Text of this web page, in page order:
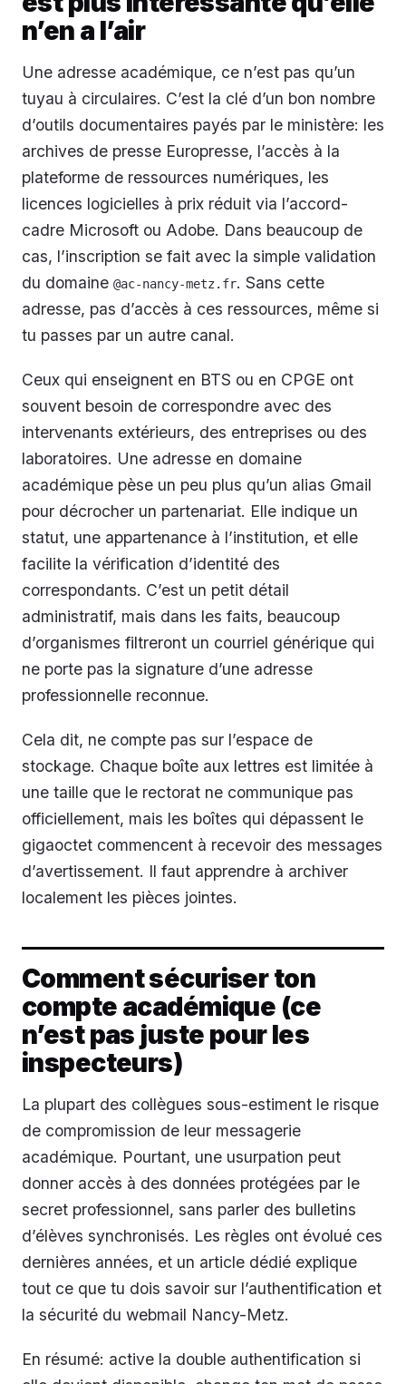
n’en a l’air
Une adresse académique, ce n’est pas qu’un
tuyau à circulaires. C’est la clé d’un bon nombre
d’outils documentaires payés par le ministère: les
archives de presse Europresse, l’accès à la
plateforme de ressources numériques, les
licences logicielles à prix réduit via l’accord-
cadre Microsoft ou Adobe. Dans beaucoup de
cas, l’inscription se fait avec la simple validation
du domaine @ac-nancy-metz.fr. Sans cette
adresse, pas d’accès à ces ressources, même si
tu passes par un autre canal.
Ceux qui enseignent en BTS ou en CPGE ont
souvent besoin de correspondre avec des
intervenants extérieurs, des entreprises ou des
laboratoires. Une adresse en domaine
académique pèse un peu plus qu’un alias Gmail
pour décrocher un partenariat. Elle indique un
statut, une appartenance à l’institution, et elle
facilite la vérification d’identité des
correspondants. C’est un petit détail
administratif, mais dans les faits, beaucoup
d’organismes filtreront un courriel générique qui
ne porte pas la signature d’une adresse
professionnelle reconnue.
Cela dit, ne compte pas sur l’espace de
stockage. Chaque boîte aux lettres est limitée à
une taille que le rectorat ne communique pas
officiellement, mais les boîtes qui dépassent le
gigaoctet commencent à recevoir des messages
d’avertissement. Il faut apprendre à archiver
localement les pièces jointes.
Comment sécuriser ton
compte académique (ce
n’est pas juste pour les
inspecteurs)
La plupart des collègues sous-estiment le risque
de compromission de leur messagerie
académique. Pourtant, une usurpation peut
donner accès à des données protégées par le
secret professionnel, sans parler des bulletins
d’élèves synchronisés. Les règles ont évolué ces
dernières années, et un article dédié explique
tout ce que tu dois savoir sur l’authentification et
la sécurité du webmail Nancy-Metz.
En résumé: active la double authentification si